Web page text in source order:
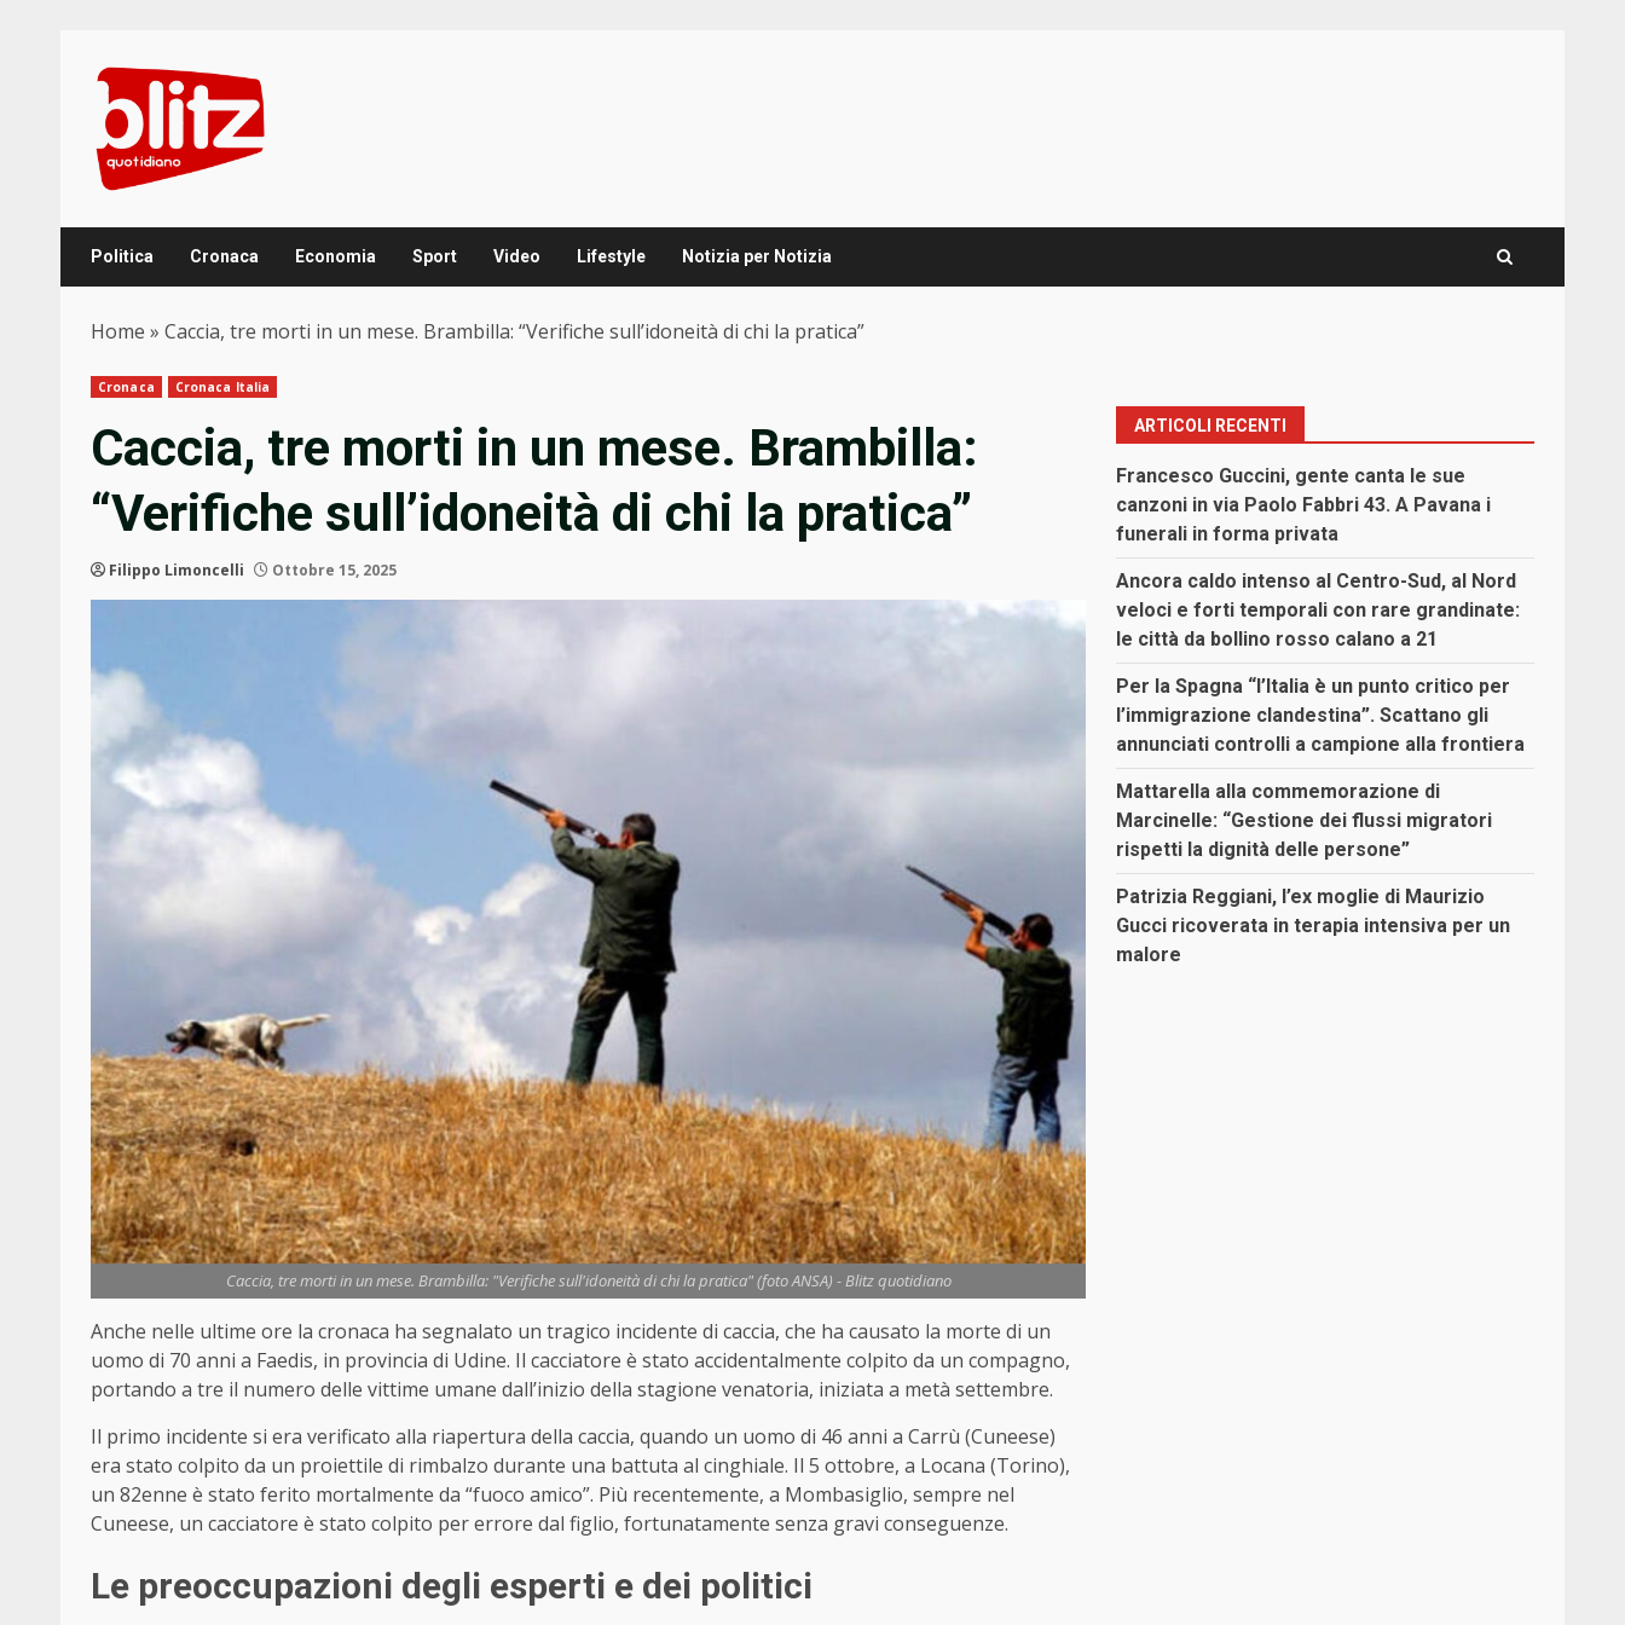
content
Politica Cronaca Economia Sport Video Lifestyle Notizia per Notizia
Home » Caccia, tre morti in un mese. Brambilla: “Verifiche sull’idoneità di chi la pratica”
Cronaca Cronaca Italia
Caccia, tre morti in un mese. Brambilla:
“Verifiche sull’idoneità di chi la pratica”
Filippo Limoncelli Ottobre 15, 2025
Caccia, tre morti in un mese. Brambilla: "Verifiche sull'idoneità di chi la pratica" (foto ANSA) - Blitz quotidiano
Anche nelle ultime ore la cronaca ha segnalato un tragico incidente di caccia, che ha causato la morte di un
uomo di 70 anni a Faedis, in provincia di Udine. Il cacciatore è stato accidentalmente colpito da un compagno,
portando a tre il numero delle vittime umane dall’inizio della stagione venatoria, iniziata a metà settembre.
Il primo incidente si era verificato alla riapertura della caccia, quando un uomo di 46 anni a Carrù (Cuneese)
era stato colpito da un proiettile di rimbalzo durante una battuta al cinghiale. Il 5 ottobre, a Locana (Torino),
un 82enne è stato ferito mortalmente da “fuoco amico”. Più recentemente, a Mombasiglio, sempre nel
Cuneese, un cacciatore è stato colpito per errore dal figlio, fortunatamente senza gravi conseguenze.
Le preoccupazioni degli esperti e dei politici
ARTICOLI RECENTI
Francesco Guccini, gente canta le sue
canzoni in via Paolo Fabbri 43. A Pavana i
funerali in forma privata
Ancora caldo intenso al Centro-Sud, al Nord
veloci e forti temporali con rare grandinate:
le città da bollino rosso calano a 21
Per la Spagna “l’Italia è un punto critico per
l’immigrazione clandestina”. Scattano gli
annunciati controlli a campione alla frontiera
Mattarella alla commemorazione di
Marcinelle: “Gestione dei flussi migratori
rispetti la dignità delle persone”
Patrizia Reggiani, l’ex moglie di Maurizio
Gucci ricoverata in terapia intensiva per un
malore